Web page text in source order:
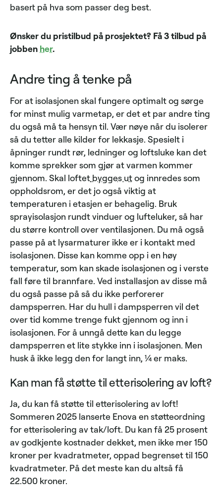
basert på hva som passer deg best.
Ønsker du pristilbud på prosjektet? Få 3 tilbud på
jobben her.
Andre ting å tenke på
For at isolasjonen skal fungere optimalt og sørge
for minst mulig varmetap, er det et par andre ting
du også må ta hensyn til. Vær nøye når du isolerer
så du tetter alle kilder for lekkasje. Spesielt i
åpninger rundt rør, ledninger og loftsluke kan det
komme sprekker som gjør at varmen kommer
gjennom. Skal loftet bygges utog innredes som
oppholdsrom, er det jo også viktig at
temperaturen i etasjen er behagelig. Bruk
sprayisolasjon rundt vinduer og lufteluker, så har
du større kontroll over ventilasjonen. Du må også
passe på at lysarmaturer ikke er i kontakt med
isolasjonen. Disse kan komme opp i en høy
temperatur, som kan skade isolasjonen og i verste
fall føre til brannfare. Ved installasjon av disse må
du også passe på så du ikke perforerer
dampsperren. Har du hull i dampsperren vil det
over tid komme trenge fukt gjennom og inn i
isolasjonen. For å unngå dette kan du legge
dampsperren et lite stykke inn i isolasjonen. Men
husk å ikke legg den for langt inn, ¼ er maks.
Kan man få støtte til etterisolering av loft?
Ja, du kan få støtte til etterisolering av loft!
Sommeren 2025 lanserte Enova en støtteordning
for etterisolering av tak/loft. Du kan få 25 prosent
av godkjente kostnader dekket, men ikke mer 150
kroner per kvadratmeter, oppad begrenset til 150
kvadratmeter. På det meste kan du altså få
22.500 kroner.